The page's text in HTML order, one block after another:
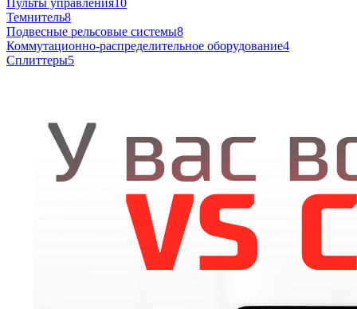
Пульты управления10
Темнитель8
Подвесные рельсовые системы8
Коммутационно-распределительное оборудование4
Сплиттеры5